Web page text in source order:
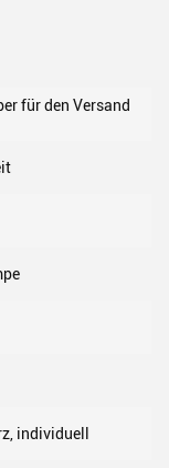
für den Versand
individuell